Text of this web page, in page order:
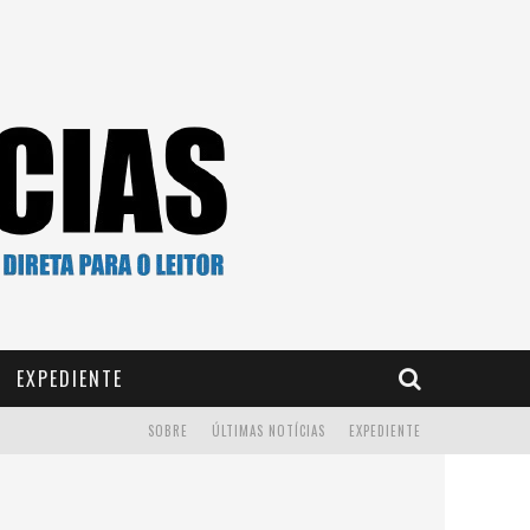
EXPEDIENTE
EXPEDIENTE
ÚLTIMAS NOTÍCIAS
SOBRE